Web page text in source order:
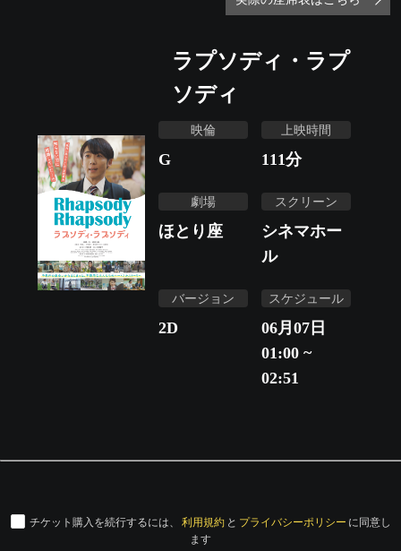
ラプソディ・ラプ
ソディ
映倫
G
上映時間
111分
劇場
ほとり座
スクリーン
シネマホー
ル
バージョン
2D
スケジュール
06月07日
01:00 ~
02:51
チケット購入を続行するには、 利用規約 と プライバシーポリシー に同意し
ます